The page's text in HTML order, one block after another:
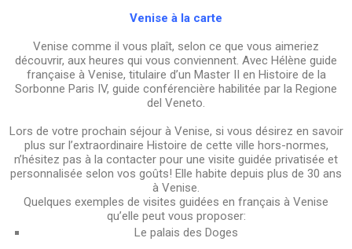
Venise à la carte
Venise comme il vous plaît, selon ce que vous aimeriez
découvrir, aux heures qui vous conviennent. Avec Hélène guide
française à Venise, titulaire d’un Master II en Histoire de la
Sorbonne Paris IV, guide conférencière habilitée par la Regione
del Veneto.
Lors de votre prochain séjour à Venise, si vous désirez en savoir
plus sur l’extraordinaire Histoire de cette ville hors-normes,
n’hésitez pas à la contacter pour une visite guidée privatisée et
personnalisée selon vos goûts! Elle habite depuis plus de 30 ans
à Venise.
Quelques exemples de visites guidées en français à Venise
qu’elle peut vous proposer:
Le palais des Doges